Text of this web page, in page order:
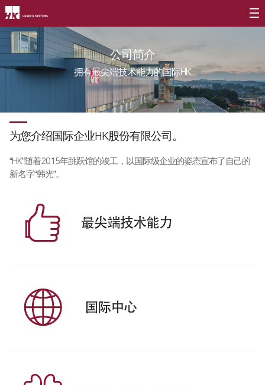
公司介绍
CEO
公司沿革
CI介绍
价值经营∨
核心价值
长远规划
国内分公司
海外办事处
光纤∨
客户支援
公司简介
拥有最尖端技术能力的国际HK
为您介绍国际企业HK股份有限公司。
“HK”随着2015年跳跃馆的竣工，以国际级企业的姿态宣布了自己的
新名字“韩光”。